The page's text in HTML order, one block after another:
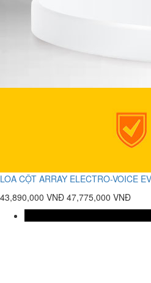
LOA CỘT ARRAY ELECTRO-VOICE
43,890,000 VNĐ 47,775,000 VNĐ